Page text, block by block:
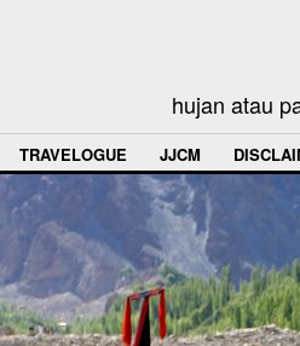
hujan atau
TRAVELOGUE JJCM